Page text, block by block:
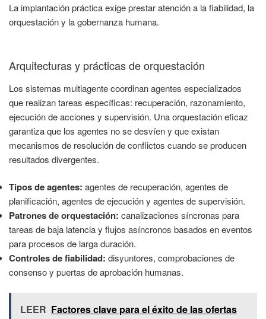
La implantación práctica exige prestar atención a la fiabilidad, la
orquestación y la gobernanza humana.
Arquitecturas y prácticas de orquestación
Los sistemas multiagente coordinan agentes especializados
que realizan tareas específicas: recuperación, razonamiento,
ejecución de acciones y supervisión. Una orquestación eficaz
garantiza que los agentes no se desvíen y que existan
mecanismos de resolución de conflictos cuando se producen
resultados divergentes.
Tipos de agentes: agentes de recuperación, agentes de
planificación, agentes de ejecución y agentes de supervisión.
Patrones de orquestación: canalizaciones síncronas para
tareas de baja latencia y flujos asíncronos basados en eventos
para procesos de larga duración.
Controles de fiabilidad: disyuntores, comprobaciones de
consenso y puertas de aprobación humanas.
LEER Factores clave para el éxito de las ofertas